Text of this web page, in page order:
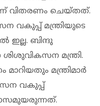
വിതരണം ചെയ്തത്.
വകുപ്പ് മന്ത്രിയുടെ
ഇല്ല. ബിന്ദു
മന്ത്രി.
മന്ത്രിമാര്‍
വകുപ്പ്